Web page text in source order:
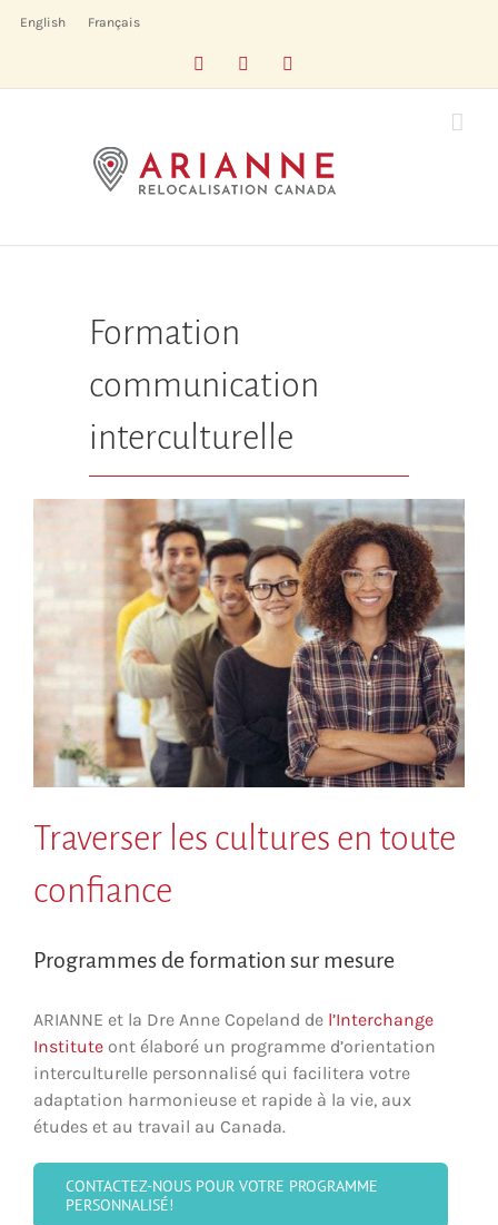
English Français
FacebookLinkedIn
Formation
communication
interculturelle
Traverser les cultures en toute
confiance
Programmes de formation sur mesure
ARIANNE et la Dre Anne Copeland de l’Interchange
Institute ont élaboré un programme d’orientation
interculturelle personnalisé qui facilitera votre
adaptation harmonieuse et rapide à la vie, aux
études et au travail au Canada.
CONTACTEZ-NOUS POUR VOTRE PROGRAMME
PERSONNALISÉ!